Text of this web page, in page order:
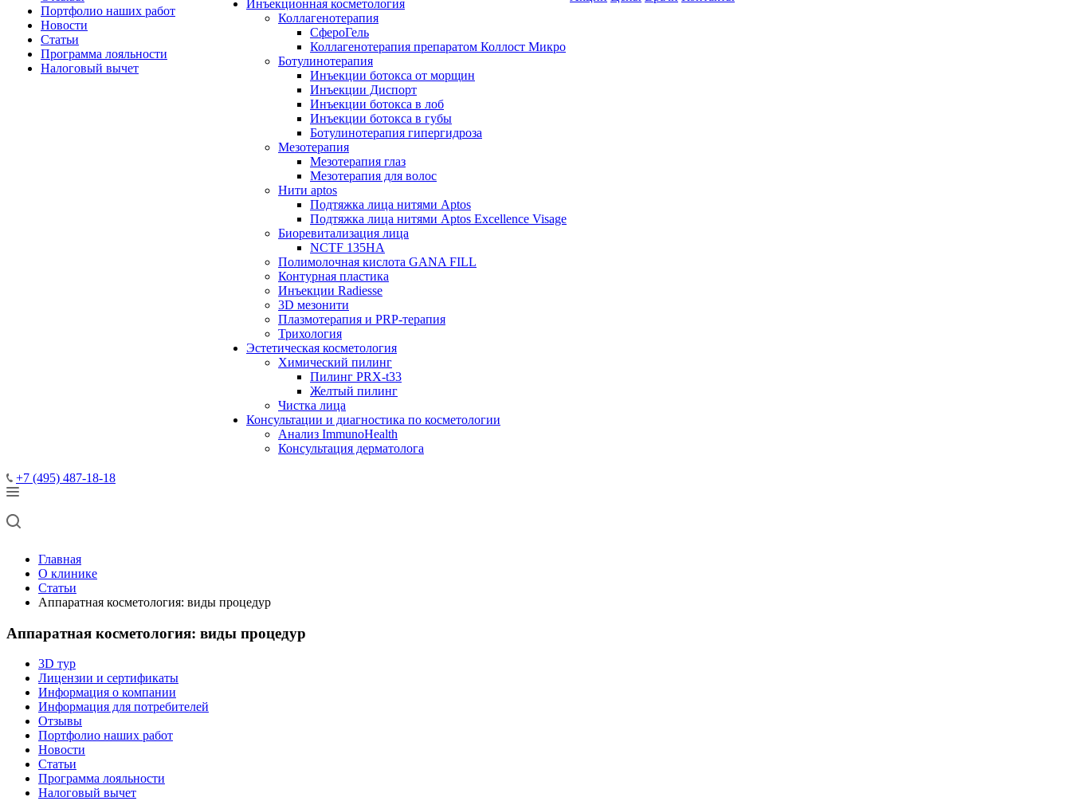
Портфолио наших работ
Новости
Статьи
Программа лояльности
Налоговый вычет
Инъекционная косметология
Коллагенотерапия
СфероГель
Коллагенотерапия препаратом Коллост Микро
Ботулинотерапия
Инъекции ботокса от морщин
Инъекции Диспорт
Инъекции ботокса в лоб
Инъекции ботокса в губы
Ботулинотерапия гипергидроза
Мезотерапия
Мезотерапия глаз
Мезотерапия для волос
Нити aptos
Подтяжка лица нитями Aptos
Подтяжка лица нитями Aptos Excellence Visage
Биоревитализация лица
NCTF 135HA
Полимолочная кислота GANA FILL
Контурная пластика
Инъекции Radiesse
3D мезонити
Плазмотерапия и PRP-терапия
Трихология
Эстетическая косметология
Химический пилинг
Пилинг PRX-t33
Желтый пилинг
Чистка лица
Консультации и диагностика по косметологии
Анализ ImmunoHealth
Консультация дерматолога
+7 (495) 487-18-18
Главная
О клинике
Статьи
Аппаратная косметология: виды процедур
Аппаратная косметология: виды процедур
3D тур
Лицензии и сертификаты
Информация о компании
Информация для потребителей
Отзывы
Портфолио наших работ
Новости
Статьи
Программа лояльности
Налоговый вычет